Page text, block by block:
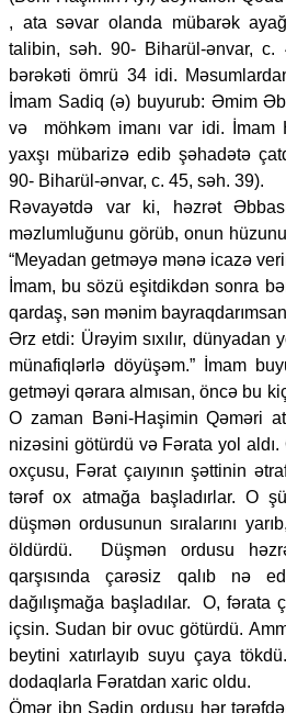
, ata səvar olanda mübarək
talibin, səh. 90- Biharül-ənvar,
bərəkəti ömrü 34 idi.
İmam Sadiq (ə) buyurub: Əmim
və möhkəm imanı var idi. İmam
yaxşı mübarizə edib şəhadətə
90- Biharül-ənvar, c. 45, səh. 39).
Rəvayətdə var ki, həzrət
məzlumluğunu görüb, onun
“Meyadan getməyə mənə icazə
İmam, bu sözü eşitdikdən sonra
qardaş, sən mənim
Ərz etdi: Ürəyim sıxılır, dünyadan
münafiqlərlə döyüşəm.” İmam
getməyi qərara almısan, öncə bu
O zaman Bəni-Haşimin Qəməri
nizəsini götürdü və Fərata yol
oxçusu, Fərat çaıyının şəttinin
tərəf ox atmağa başladırlar. O
düşmən ordusunun sıralarını
öldürdü. Düşmən ordusu
qarşısında çarəsiz qalıb nə
dağılışmağa başladılar. O, fərata
içsin. Sudan bir ovuc götürdü.
beytini xatırlayıb suyu çaya
dodaqlarla Fəratdan xaric oldu.
Ömər ibn Sədin ordusu hər